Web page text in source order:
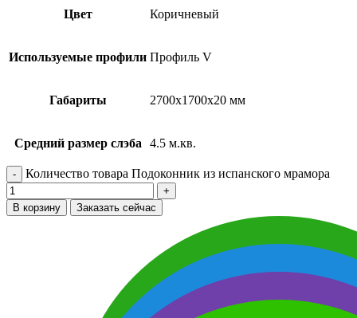
Цвет Коричневый
Используемые профили Профиль V
Габариты 2700х1700х20 мм
Средний размер слэба 4.5 м.кв.
Количество товара Подоконник из испанского мрамора
В корзину Заказать сейчас